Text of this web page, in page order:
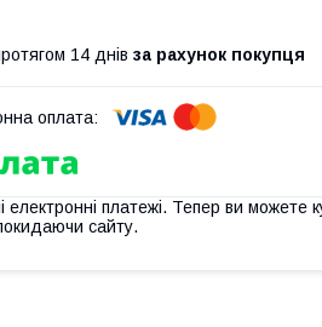
14 днів за рахунок покупця
електронні платежі. Тепер ви можете
сайту.